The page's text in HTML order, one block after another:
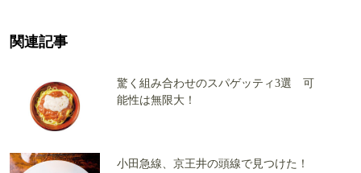
関連記事
驚く組み合わせのスパゲッティ3選 可
能性は無限大！
小田急線、京王井の頭線で見つけた！